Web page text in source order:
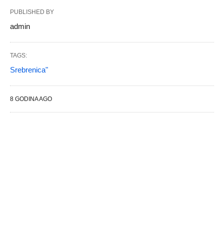
PUBLISHED BY
admin
TAGS:
Srebrenica"
8 GODINA AGO